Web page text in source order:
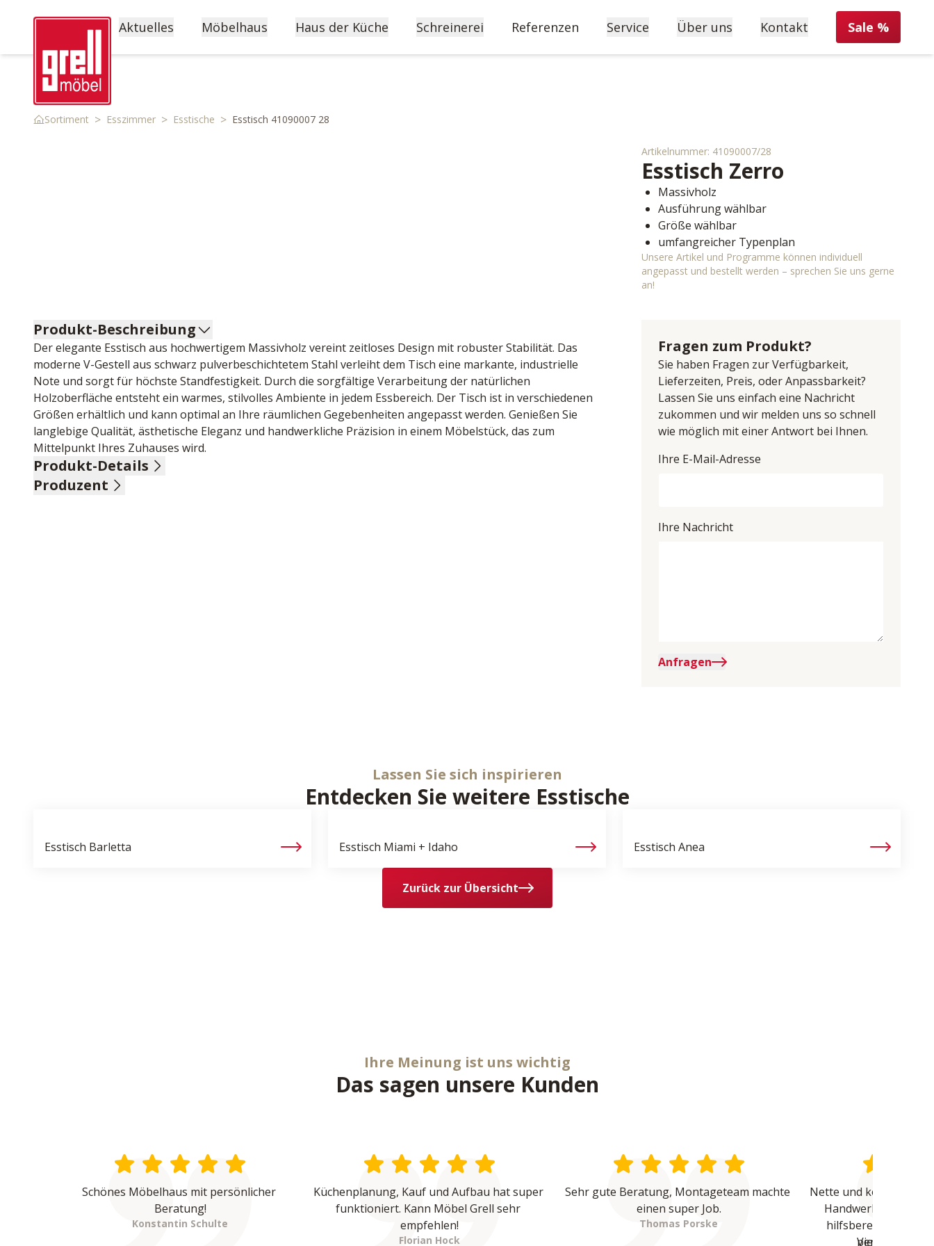
Aktuelles Möbelhaus Haus der Küche Schreinerei Referenzen Service Über uns Kontakt Sale %
Sortiment > Esszimmer > Esstische > Esstisch 41090007 28
Artikelnummer: 41090007/28
Esstisch Zerro
Massivholz
Ausführung wählbar
Größe wählbar
umfangreicher Typenplan
Unsere Artikel und Programme können individuell
angepasst und bestellt werden – sprechen Sie uns gerne
an!
Produkt-Beschreibung
Der elegante Esstisch aus hochwertigem Massivholz vereint zeitloses Design mit robuster Stabilität. Das
moderne V-Gestell aus schwarz pulverbeschichtetem Stahl verleiht dem Tisch eine markante, industrielle
Note und sorgt für höchste Standfestigkeit. Durch die sorgfältige Verarbeitung der natürlichen
Holzoberfläche entsteht ein warmes, stilvolles Ambiente in jedem Essbereich. Der Tisch ist in verschiedenen
Größen erhältlich und kann optimal an Ihre räumlichen Gegebenheiten angepasst werden. Genießen Sie
langlebige Qualität, ästhetische Eleganz und handwerkliche Präzision in einem Möbelstück, das zum
Mittelpunkt Ihres Zuhauses wird.
Produkt-Details
Wildkernbuche geölt massiv, feste Platte, 50 mm stark, V-Gestell Stahl schwarz, LBH ca. 180/100/77 cm
Produzent
Fragen zum Produkt?
Sie haben Fragen zur Verfügbarkeit,
Lieferzeiten, Preis, oder Anpassbarkeit?
Lassen Sie uns einfach eine Nachricht
zukommen und wir melden uns so schnell
wie möglich mit einer Antwort bei Ihnen.
Ihre E-Mail-Adresse
Ihre Nachricht
Anfragen
Lassen Sie sich inspirieren
Entdecken Sie weitere Esstische
Esstisch Barletta Esstisch Miami + Idaho Esstisch Anea
Zurück zur Übersicht
Ihre Meinung ist uns wichtig
Das sagen unsere Kunden
Schönes Möbelhaus mit persönlicher
Beratung!
Konstantin Schulte
Küchenplanung, Kauf und Aufbau hat super
funktioniert. Kann Möbel Grell sehr
empfehlen!
Florian Hock
Sehr gute Beratung, Montageteam machte
einen super Job.
Thomas Porske
Nette und kompetente
Handwerker waren
hilfsbereit und
perfekte
Vielen Dank -